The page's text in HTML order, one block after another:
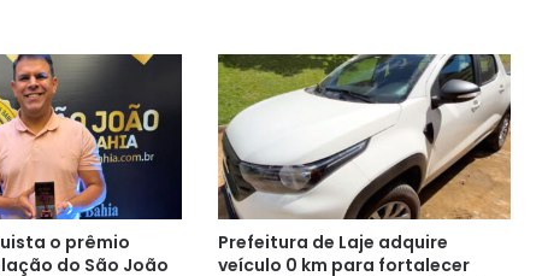
aos
festejos
juninos
o prêmio
do São João
Prefeitura de Laje adquire
veículo 0 km para fortalecer